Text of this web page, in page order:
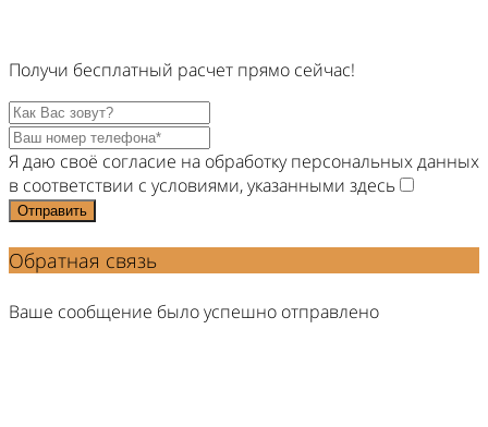
Получи бесплатный расчет прямо сейчас!
Я даю своё согласие на обработку персональных данных
в соответствии с условиями, указанными здесь
Отправить
Обратная связь
Ваше сообщение было успешно отправлено